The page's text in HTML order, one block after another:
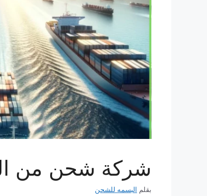
شركة شحن من
بقلم البسمه للشحن